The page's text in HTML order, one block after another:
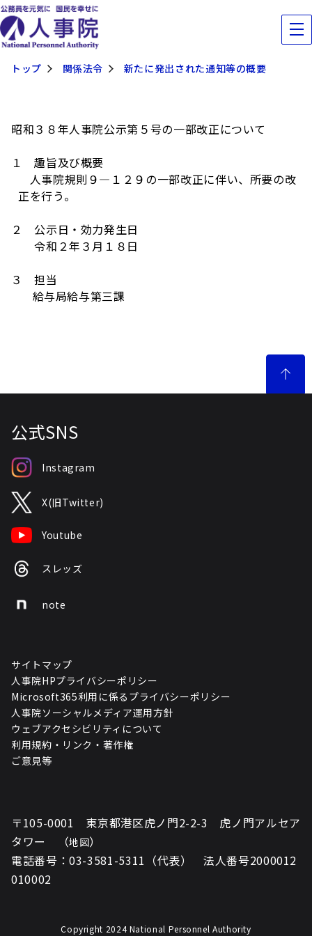
トップ 関係法令 新たに発出された通知等の概要
昭和３８年人事院公示第５号の一部改正について
１ 趣旨及び概要
人事院規則９―１２９の一部改正に伴い、所要の改
正を行う。
２ 公示日・効力発生日
令和２年３月１８日
３ 担当
給与局給与第三課
公式SNS
Instagram
X(旧Twitter)
Youtube
スレッズ
note
サイトマップ
人事院HPプライバシーポリシー
Microsoft365利用に係るプライバシーポリシー
人事院ソーシャルメディア運用方針
ウェブアクセシビリティについて
利用規約・リンク・著作権
ご意見等
〒105-0001 東京都港区虎ノ門2-2-3 虎ノ門アルセア
タワー （地図）
電話番号：03-3581-5311（代表） 法人番号2000012
010002
Copyright 2024 National Personnel Authority